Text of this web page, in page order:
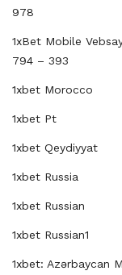
978
1xBet Mobile
794 – 393
1xbet Morocco
1xbet Pt
1xbet Qeydiyyat
1xbet Russia
1xbet Russian
1xbet Russian1
1xbet: Azərbaycan